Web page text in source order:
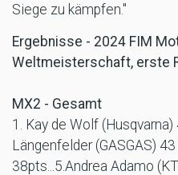
Siege zu kämpfen."
Ergebnisse - 2024 FIM
Weltmeisterschaft, erste
MX2 - Gesamt
1. Kay de Wolf (Husqvarna)
Längenfelder (GASGAS)
38pts...5.Andrea Adamo